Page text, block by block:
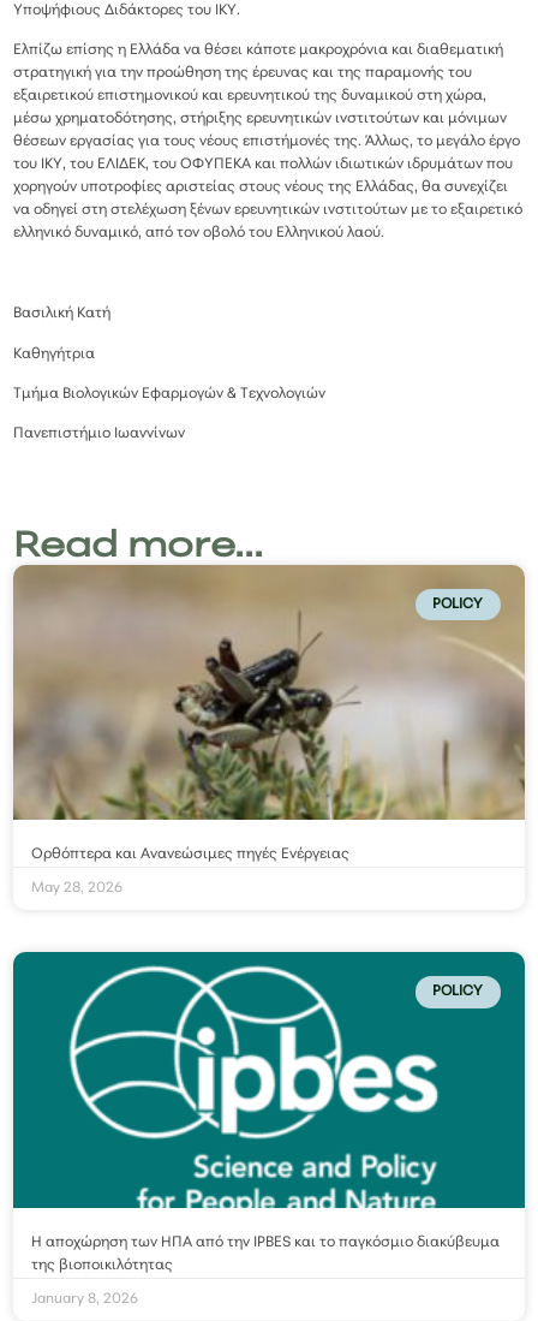
Υποψήφιους Διδάκτορες του ΙΚΥ.
Ελπίζω επίσης η Ελλάδα να θέσει κάποτε μακροχρόνια και διαθεματική
στρατηγική για την προώθηση της έρευνας και της παραμονής του
εξαιρετικού επιστημονικού και ερευνητικού της δυναμικού στη χώρα,
μέσω χρηματοδότησης, στήριξης ερευνητικών ινστιτούτων και μόνιμων
θέσεων εργασίας για τους νέους επιστήμονές της. Άλλως, το μεγάλο έργο
του ΙΚΥ, του ΕΛΙΔΕΚ, του ΟΦΥΠΕΚΑ και πολλών ιδιωτικών ιδρυμάτων που
χορηγούν υποτροφίες αριστείας στους νέους της Ελλάδας, θα συνεχίζει
να οδηγεί στη στελέχωση ξένων ερευνητικών ινστιτούτων με το εξαιρετικό
ελληνικό δυναμικό, από τον οβολό του Ελληνικού λαού.
Βασιλική Κατή
Καθηγήτρια
Τμήμα Βιολογικών Εφαρμογών & Τεχνολογιών
Πανεπιστήμιο Ιωαννίνων
Read more...
POLICY
Ορθόπτερα και Ανανεώσιμες πηγές Ενέργειας
May 28, 2026
POLICY
Η αποχώρηση των ΗΠΑ από την IPBES και το παγκόσμιο διακύβευμα
της βιοποικιλότητας
January 8, 2026